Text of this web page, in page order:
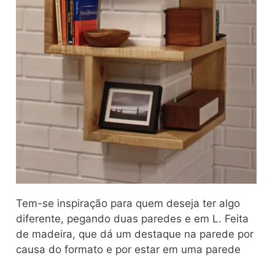
Tem-se inspiração para quem deseja ter algo
diferente, pegando duas paredes e em L. Feita
de madeira, que dá um destaque na parede por
causa do formato e por estar em uma parede